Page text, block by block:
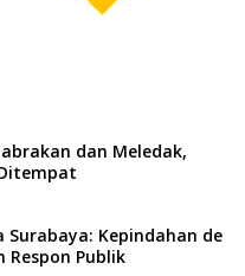
dan Meledak,
Surabaya: Kepindahan de
Respon Publik